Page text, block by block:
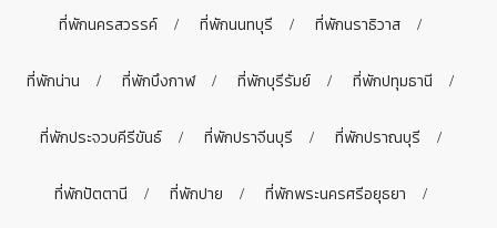
ที่พักนครสวรรค์ ที่พักนนทบุรี ที่พักนราธิวาส
ที่พักน่าน ที่พักบึงกาฬ ที่พักบุรีรัมย์ ที่พักปทุมธานี
ที่พักประจวบคีรีขันธ์ ที่พักปราจีนบุรี ที่พักปราณบุรี
ที่พักปัตตานี ที่พักปาย ที่พักพระนครศรีอยุธยา